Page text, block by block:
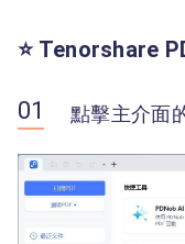
⭐ Tenorshare
點擊主介面